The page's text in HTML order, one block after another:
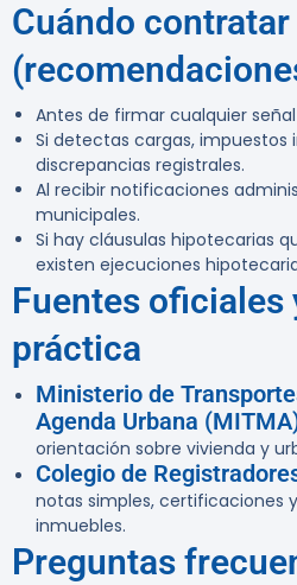
Cuándo
Antes de firmar cualquier
Si detectas cargas, impuestos
discrepancias registrales.
Al recibir notificaciones
municipales.
Si hay cláusulas hipotecarias
existen ejecuciones
Fuentes oficiales
práctica
Ministerio de
Agenda Urbana
orientación sobre vivienda y
Colegio de
notas simples, certificaciones
inmuebles.
Preguntas